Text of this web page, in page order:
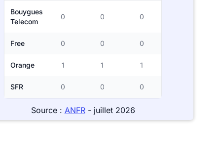
Bouygues
Telecom
0 0 0
Free 0 0 0
Orange 1 1 1
SFR 0 0 0
Source : ANFR- juillet 2026